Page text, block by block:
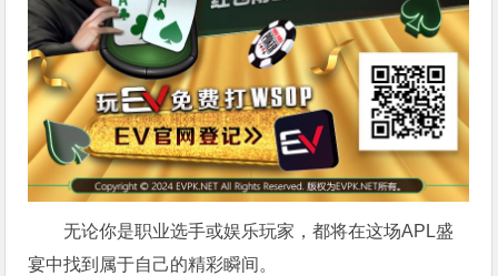
无论你是职业选手或娱乐玩家，都将在这场APL盛
宴中找到属于自己的精彩瞬间。